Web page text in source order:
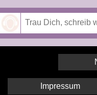
Impressum